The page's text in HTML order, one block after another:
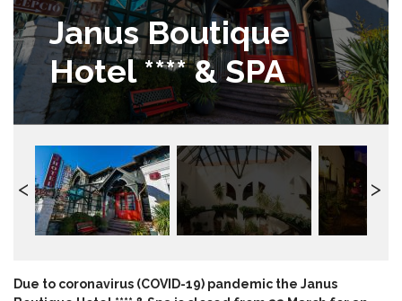
Janus Boutique
Hotel **** & SPA
Due to coronavirus (COVID-19) pandemic the Janus